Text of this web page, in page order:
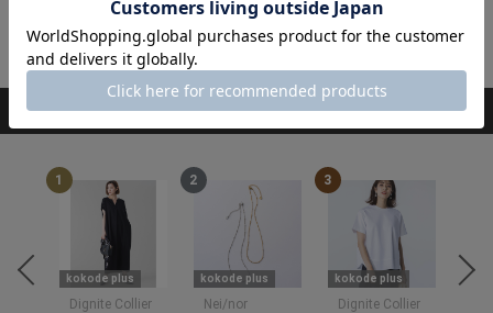
閉じる
RANKING ランキング
1
kokode plus
Dignite Collier
2
kokode plus
Nei/nor
3
kokode plus
Dignite Collier